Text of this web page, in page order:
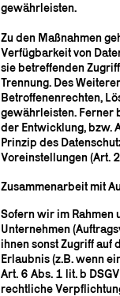
gewährleisten.
Zu den Maßnahmen
Verfügbarkeit von
sie betreffenden
Trennung. Des
Betroffenenrechten,
gewährleisten. Ferner
der Entwicklung, bzw.
Prinzip des
Voreinstellungen (Art.
Zusammenarbeit mit
Sofern wir im Rahmen
Unternehmen
ihnen sonst Zugriff auf
Erlaubnis (z.B. wenn
Art. 6 Abs. 1 lit. b
rechtliche